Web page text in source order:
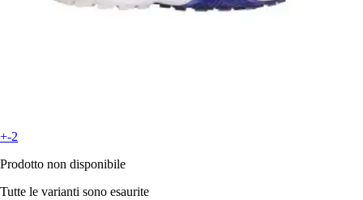
+-2
Prodotto non disponibile
Tutte le varianti sono esaurite